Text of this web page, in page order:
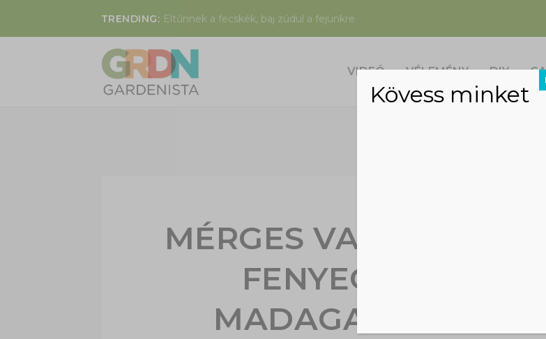
TRENDING: Eltűnnek a fecskék, baj zúdul a fejünkre
VIDEÓ VÉLEMÉNY DIY
MÉRGES VARANGYOK
FENYEGETIK
MADAGASZKÁR
Kövess minket